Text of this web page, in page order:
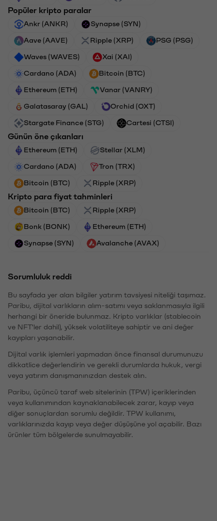
Popüler kripto paralar
Ankr (ANKR) Synapse (SYN)
Aave (AAVE) Ripple (XRP) PSG (PSG)
Waves (WAVES) Xai (XAI)
Cardano (ADA) Bitcoin (BTC)
Ethereum (ETH) Vanar (VANRY)
Galatasaray (GAL) Orchid (OXT)
Stargate Finance (STG) Cartesi (CTSI)
Günün öne çıkanları
Ethereum (ETH) Stellar (XLM)
Cardano (ADA) Tron (TRX)
Bitcoin (BTC) Ripple (XRP)
Kripto para fiyat tahminleri
Bitcoin (BTC) Ripple (XRP)
Bonk (BONK) Ethereum (ETH)
Synapse (SYN) Avalanche (AVAX)
Sorumluluk reddi
Bu sayfada yer alan bilgiler yatırım tavsiyesi niteliği taşımaz.
Paribu, dijital varlıkların alım-satımı veya saklanmasıyla ilgili
herhangi bir öneride bulunmaz. Kripto varlıklar (stablecoin
ve NFT'ler dahil), yüksek volatiliteye sahiptir ve ani değer
kayıpları yaşanabilir.
Dijital varlık işlemleri yapmadan önce finansal durumunuzu
dikkatlice değerlendirin ve gerekli durumlarda hukuk, vergi
veya yatırım danışmanınızdan destek alın.
Paribu, üçüncü taraf web sitelerinin (TPW) içeriklerinden
veya kullanımından kaynaklanabilecek zarar, kayıp veya
diğer sonuçlardan sorumlu değildir. TPW kullanımı,
varlıklarınızda kayıp veya değer düşüşüne yol açabilir. Bazı
ürünler tüm bölgelerde sunulmayabilir.